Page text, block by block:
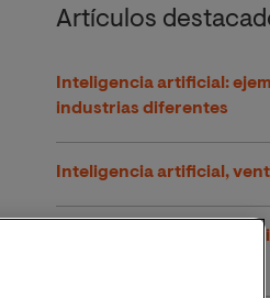
Artículos
Inteligencia artificial:
industrias diferentes
Inteligencia artificial,
Inteligencia artifcial en